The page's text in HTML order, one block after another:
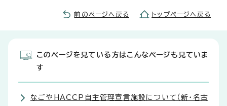
前のページへ戻る トップページへ戻る
このページを見ている方はこんなページも見ていま
す
なごやHACCP自主管理宣言施設について（新・名古